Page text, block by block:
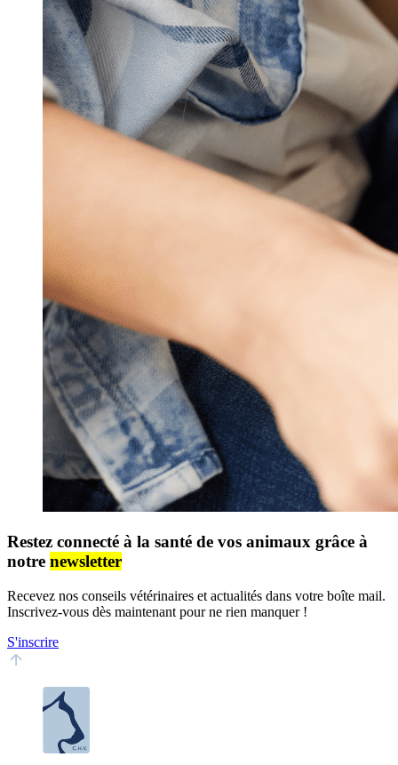
Restez connecté à la santé de vos animaux grâce à
notre newsletter
Recevez nos conseils vétérinaires et actualités dans votre boîte mail.
Inscrivez-vous dès maintenant pour ne rien manquer !
S'inscrire